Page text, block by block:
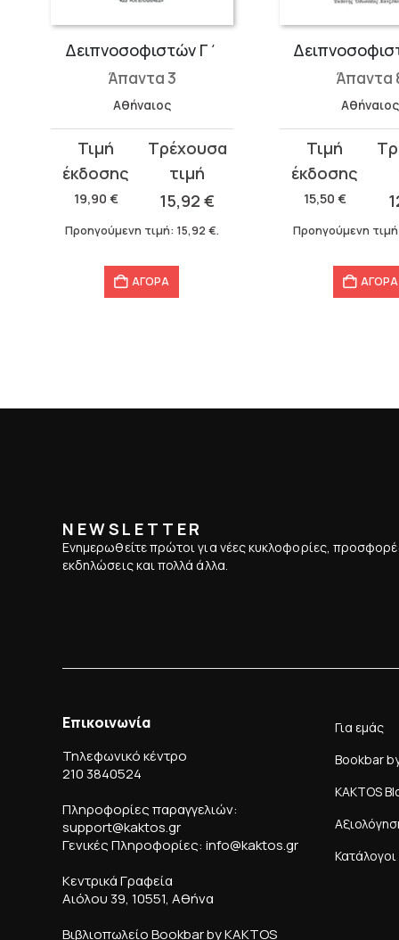
Δειπνοσοφιστών Γ΄
Άπαντα 3
Αθήναιος
19,90 €
Original
price
was:
19,90 €.
15,92€
τρέχουσα
τιμή
είναι:
Προηγούμενη τιμή: 15,92 €.
ΑΓΟΡΑ
Άπαντα
Αθήναιος
15,50 €
Original
price
was:
15,50 €.
τρέχουσα
τιμή
είναι:
Προηγούμενη
ΑΓΟΡΑ
NEWSLETTER
Ενημερωθείτε πρώτοι για νέες κυκλοφορίες,
εκδηλώσεις και πολλά άλλα.
Επικοινωνία
Τηλεφωνικό κέντρο
210 3840524
Πληροφορίες παραγγελιών:
support@kaktos.gr
Γενικές Πληροφορίες: info@kaktos.gr
Κεντρικά Γραφεία
Αιόλου 39, 10551, Αθήνα
Βιβλιοπωλείο Bookbar by KAKTOS
Για εμάς
Bookbar
KAKTOS
Κατάλογοι